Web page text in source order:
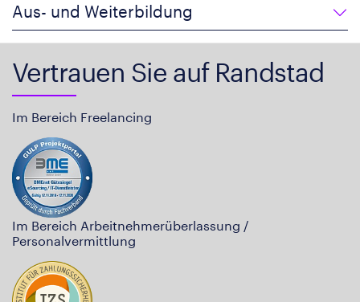
Aus- und Weiterbildung
Vertrauen Sie auf Randstad
Im Bereich Freelancing
Im Bereich Arbeitnehmerüberlassung /
Personalvermittlung